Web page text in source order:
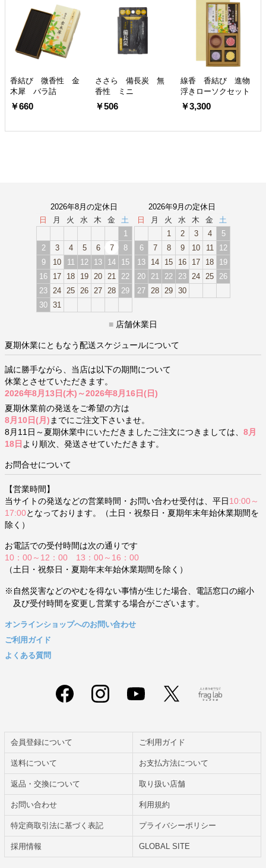
香結び 微香性 金
木犀 バラ詰
￥660
ささら 備長炭 無
香性 ミニ
￥506
線香 香結び 進物
浮きローソクセット
￥3,300
2026年8月の定休日
日
月 火 水 木 金
土
1
2
3 4 5 6 7
8
9
10 11 12 13 14
15
16
17 18 19 20 21
22
23
24 25 26 27 28
29
30 31
2026年9月の定休日
日
月 火 水 木 金
土
1
2 3 4
5
6
7 8 9 10 11
12
13
14 15 16 17 18
19
20
21 22 23 24 25
26
27
28 29 30
■ 店舗休業日
夏期休業にともなう配送スケジュールについて
誠に勝手ながら、当店は以下の期間について
休業とさせていただきます。
2026年8月13日(木)～2026年8月16日(日)
夏期休業前の発送をご希望の方は
8月10日(月) までにご注文下さいませ。
8月11日～夏期休業中にいただきましたご注文につきましては、 8月
18日 より順次、発送させていただきます。
お問合せについて
【営業時間】
当サイトの発送などの営業時間・お問い合わせ受付は、平日 10:00～
17:00となっております。（土日・祝祭日・夏期年末年始休業期間を
除く）
お電話での受付時間は次の通りです
10：00～12：00 13：00～16：00
（土日・祝祭日・夏期年末年始休業期間を除く）
※自然災害などのやむを得ない事情が生じた場合、電話窓口の縮小
及び受付時間を変更し営業する場合がございます。
オンラインショップへのお問い合わせ
ご利用ガイド
よくある質問
会員登録について ご利用ガイド
送料について お支払方法について
返品・交換について 取り扱い店舗
お問い合わせ 利用規約
特定商取引法に基づく表記 プライバシーポリシー
採用情報 GLOBAL SITE